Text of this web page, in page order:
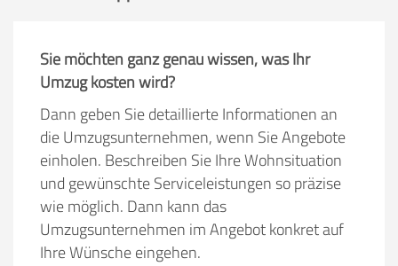
Sie möchten ganz genau wissen, was Ihr
Umzug kosten wird?
Dann geben Sie detaillierte Informationen an
die Umzugsunternehmen, wenn Sie Angebote
einholen. Beschreiben Sie Ihre Wohnsituation
und gewünschte Serviceleistungen so präzise
wie möglich. Dann kann das
Umzugsunternehmen im Angebot konkret auf
Ihre Wünsche eingehen.